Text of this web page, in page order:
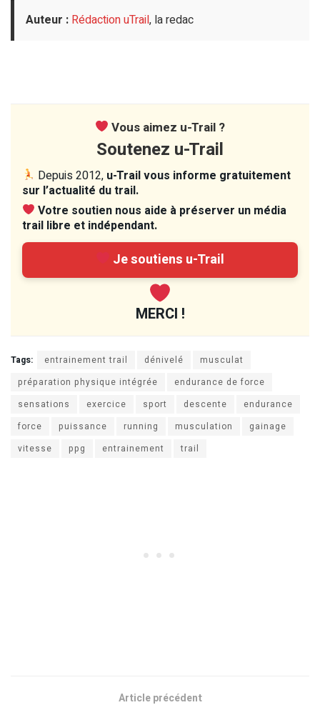
Auteur : Rédaction uTrail, la redac
Vous aimez u-Trail ?
Soutenez u-Trail
Depuis 2012, u-Trail vous informe gratuitement
sur l’actualité du trail.
Votre soutien nous aide à préserver un média
trail libre et indépendant.
Je soutiens u-Trail
MERCI !
Tags: entrainement trail dénivelé
musculat
préparation physique intégrée
endurance de force
sensations
exercice sport descente
endurance
force
puissance running musculation
gainage
vitesse
ppg entrainement trail
Article précédent